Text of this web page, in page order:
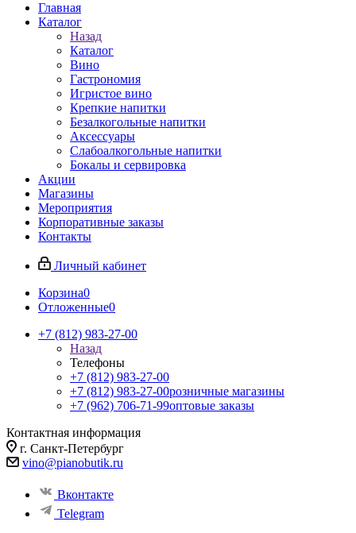
Главная
Каталог
Назад
Каталог
Вино
Гастрономия
Игристое вино
Крепкие напитки
Безалкогольные напитки
Аксессуары
Слабоалкогольные напитки
Бокалы и сервировка
Акции
Магазины
Мероприятия
Корпоративные заказы
Контакты
Личный кабинет
Корзина0
Отложенные0
+7 (812) 983-27-00
Назад
Телефоны
+7 (812) 983-27-00
+7 (812) 983-27-00розничные магазины
+7 (962) 706-71-99оптовые заказы
Контактная информация
г. Санкт-Петербург
vino@pianobutik.ru
Вконтакте
Telegram